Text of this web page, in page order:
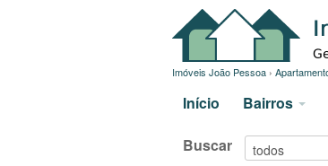
Imóveis João Pessoa ›
Início Bairros
Buscar